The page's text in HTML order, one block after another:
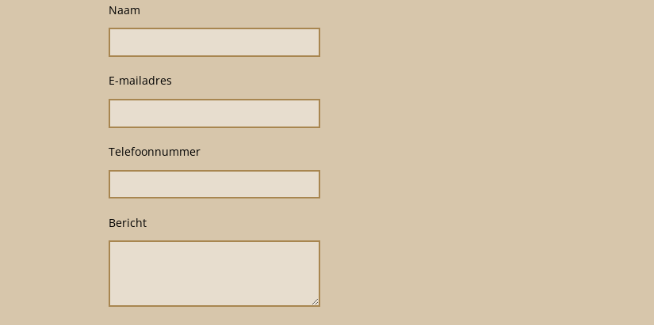
Naam
E-mailadres
Telefoonnummer
Bericht